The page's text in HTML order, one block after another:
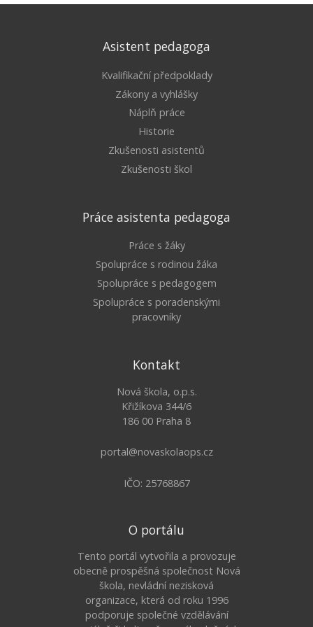
Asistent pedagoga
Kvalifikační předpoklady
Zákony a vyhlášky
Náplň práce
Historie
Zkušenosti asistentů
Zkušenosti škol
Práce asistenta pedagoga
Práce s žáky
Spolupráce s rodinou žáka
Spolupráce s pedagogem
Spolupráce s poradenskými
pracovníky
Kontakt
Nová škola, o.p.s.
Křižíkova 344/6
186 00 Praha 8
portal@novaskolaops.cz
IČO: 25768867
O portálu
Tento portál vytvořila a provozuje
obecně prospěšná společnost Nová
škola, nevládní nezisková
organizace, která od roku 1996
podporuje společné vzdělávání